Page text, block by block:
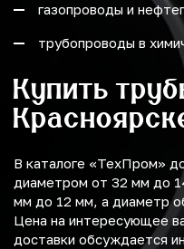
газопроводы и
трубопроводы в
Купить
В каталоге «ТехПром»
диаметром от 32 мм до
мм до 12 мм, а диаметр
Цена на интересующее
доставки обсуждается